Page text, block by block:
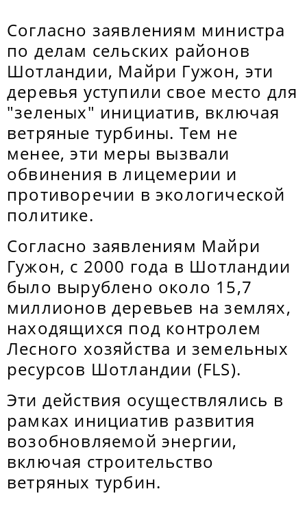
Согласно заявлениям министра
по делам сельских районов
Шотландии, Майри Гужон, эти
деревья уступили свое место для
"зеленых" инициатив, включая
ветряные турбины. Тем не
менее, эти меры вызвали
обвинения в лицемерии и
противоречии в экологической
политике.
Согласно заявлениям Майри
Гужон, с 2000 года в Шотландии
было вырублено около 15,7
миллионов деревьев на землях,
находящихся под контролем
Лесного хозяйства и земельных
ресурсов Шотландии (FLS).
Эти действия осуществлялись в
рамках инициатив развития
возобновляемой энергии,
включая строительство
ветряных турбин.